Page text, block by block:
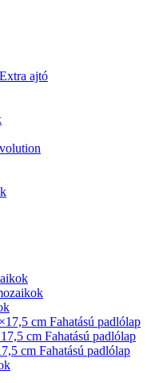
ajtó
cm Fahatású padlólap
cm Fahatású padlólap
cm Fahatású padlólap